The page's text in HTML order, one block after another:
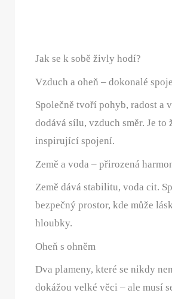
Jak se k sobě živly hodí?
Vzduch a oheň – dokonalé
Společně tvoří pohyb, radost a
dodává sílu, vzduch směr. Je to
inspirující spojení.
Země a voda – přirozená
Země dává stabilitu, voda cit.
bezpečný prostor, kde může
hloubky.
Oheň s ohněm
Dva plameny, které se nikdy
dokážou velké věci – ale musí